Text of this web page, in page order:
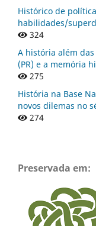
Histórico de
habilidades/
324
A história além
(PR) e a memória
275
História na Base
novos dilemas no
274
Preservada em: